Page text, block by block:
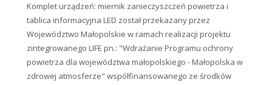
Komplet urządzeń: miernik zanieczyszczeń powietrza i
tablica informacyjna LED został przekazany przez
Województwo Małopolskie w ramach realizacji projektu
zintegrowanego LIFE pn.: "Wdrażanie Programu ochrony
powietrza dla województwa małopolskiego - Małopolska w
zdrowej atmosferze" współfinansowanego ze środków